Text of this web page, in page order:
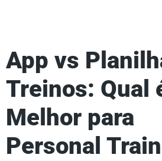
App vs
Treinos: Qual
Melhor para
Personal